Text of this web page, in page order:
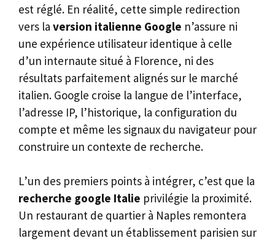
est réglé. En réalité, cette simple redirection
vers la version italienne Google n’assure ni
une expérience utilisateur identique à celle
d’un internaute situé à Florence, ni des
résultats parfaitement alignés sur le marché
italien. Google croise la langue de l’interface,
l’adresse IP, l’historique, la configuration du
compte et même les signaux du navigateur pour
construire un contexte de recherche.
L’un des premiers points à intégrer, c’est que la
recherche google Italie privilégie la proximité.
Un restaurant de quartier à Naples remontera
largement devant un établissement parisien sur